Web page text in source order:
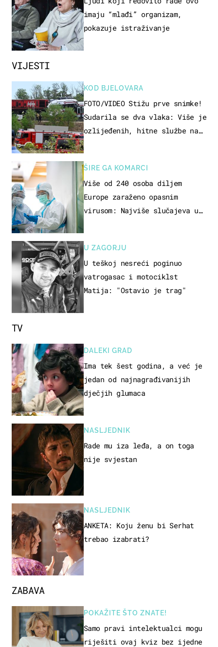
VIJESTI
KOD BJELOVARA
FOTO/VIDEO Stižu prve snimke!
Sudarila se dva vlaka: Više je
ozlijeđenih, hitne službe na
ŠIRE GA KOMARCI
Više od 240 osoba diljem
Europe zaraženo opasnim
virusom: Najviše slučajeva u
U ZAGORJU
U teškoj nesreći poginuo
vatrogasac i motociklst
Matija: "Ostavio je trag"
imaju “mlađi” organizam,
pokazuje istraživanje
ZABAVA
POKAŽITE ŠTO ZNATE!
Samo pravi intelektualci mogu
riješiti ovaj kviz bez ijedne
TV
DALEKI GRAD
Ima tek šest godina, a već je
jedan od najnagrađivanijih
dječjih glumaca
NASLJEDNIK
Rade mu iza leđa, a on toga
nije svjestan
NASLJEDNIK
ANKETA: Koju ženu bi Serhat
trebao izabrati?